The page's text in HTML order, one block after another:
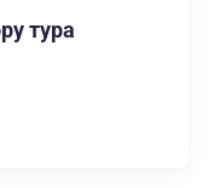
тура